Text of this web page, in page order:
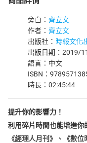
旁白： 齊立文
作者： 齊立文
出版社： 時報文化
出版日期：2019/
語言：中文
ISBN：
時長：02:45:44
提升你的影響力！
利用碎片時間也能增進你
《經理人月刊》、《數